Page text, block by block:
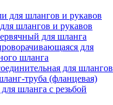
шлангов и рукавов
для шланга
для
шланга
для шлангов
труба (фланцевая)
шланга с резьбой